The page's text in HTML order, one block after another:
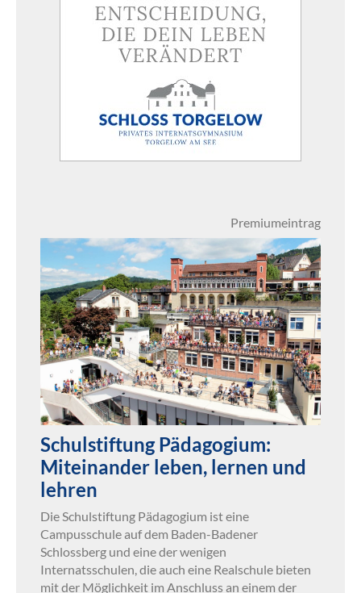
Premiumeintrag
Schulstiftung Pädagogium:
Miteinander leben, lernen und
lehren
Die Schulstiftung Pädagogium ist eine
Campusschule auf dem Baden-Badener
Schlossberg und eine der wenigen
Internatsschulen, die auch eine Realschule bieten
mit der Möglichkeit im Anschluss an einem der